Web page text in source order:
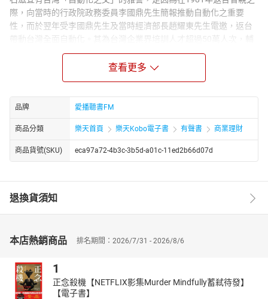
際，向當時的行政院政務委員李國鼎先生簡報推動自動化之重要
性，而於翌年受李國鼎先生及當時經濟部長趙耀東先生電邀，返台
帶動台灣全面自動化。其為台灣企業界培訓人才超過50萬人次，輔
導廠商近4000家。並陸續推行「生產自動化推行計劃」、「全面提
高生產力運動」、「全面提昇產品品質計劃」、「中小企業技術引
進服務計劃」等重要專案，對台灣企業轉型、升級貢獻良多。稟賦
通英日文，因此，一再為國內外機構所肯定，世界銀行特別推薦為
「開發中國家協助中小企業升級之典範」。由於積極參與亞洲生產
力組織之會務，並拓展亞洲各國之實質經貿交流，更曾當選為亞洲
生產力組織理事會主席。章節：01 顧客決定了企業的輸贏02 Q&A
查看更多
品牌 愛播聽書FM
商品分類 樂天首頁 樂天Kobo電子書 有聲書 商業理財
商品貨號(SKU) eca97a72-4b3c-3b5d-a01c-11ed2b66d07d
退換貨須知
本店熱銷商品 排名期間：2026/7/31 - 2026/8/6
1
正念殺機【NETFLIX影集Murder Mindfully蓄弒待發】
【電子書】